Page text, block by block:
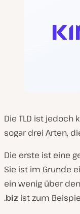
Die TLD ist jedoch
sogar drei Arten,
Die erste ist eine
Sie ist im Grunde
ein wenig über
.biz ist zum